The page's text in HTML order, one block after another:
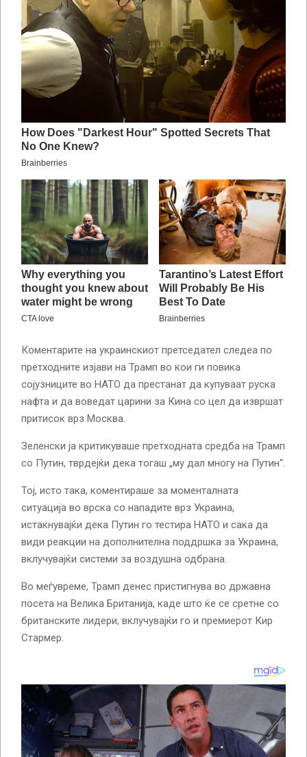
Коментарите на украинскиот претседател следеа по
претходните изјави на Трамп во кои ги повика
сојузниците во НАТО да престанат да купуваат руска
нафта и да воведат царини за Кина со цел да извршат
притисок врз Москва.
Зеленски ја критикуваше претходната средба на Трамп
со Путин, тврдејќи дека тогаш „му дал многу на Путин“.
Тој, исто така, коментираше за моменталната
ситуација во врска со нападите врз Украина,
истакнувајќи дека Путин го тестира НАТО и сака да
види реакции на дополнителна поддршка за Украина,
вклучувајќи системи за воздушна одбрана.
Во меѓувреме, Трамп денес пристигнува во државна
посета на Велика Британија, каде што ќе се сретне со
британските лидери, вклучувајќи го и премиерот Кир
Стармер.